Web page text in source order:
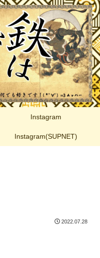
Instagram
Instagram(SUPNET)
2022.07.28